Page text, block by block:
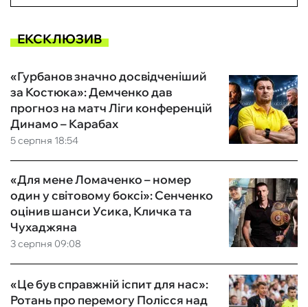
ЕКСКЛЮЗИВ
5 серпня 18:54
«Гурбанов значно досвідченіший
за Костюка»: Демченко дав
прогноз на матч Ліги конференцій
Динамо – Карабах
3 серпня 09:08
«Для мене Ломаченко – номер
один у світовому боксі»: Сенченко
оцінив шанси Усика, Кличка та
Чухаджяна
«Це був справжній іспит для нас»:
Ротань про перемогу Полісся над